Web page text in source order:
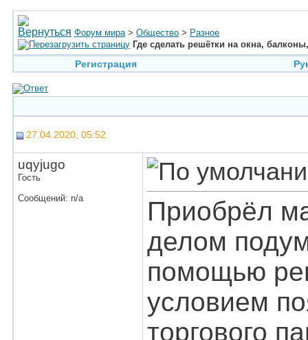
Форум мира > Общество > Разное
Где сделать решётки на окна,
Регистрация
27.04.2020, 05:52
uqyjugo
Гость
Сообщений: n/a
Приобрёл
делом
помощью
условием
торгового